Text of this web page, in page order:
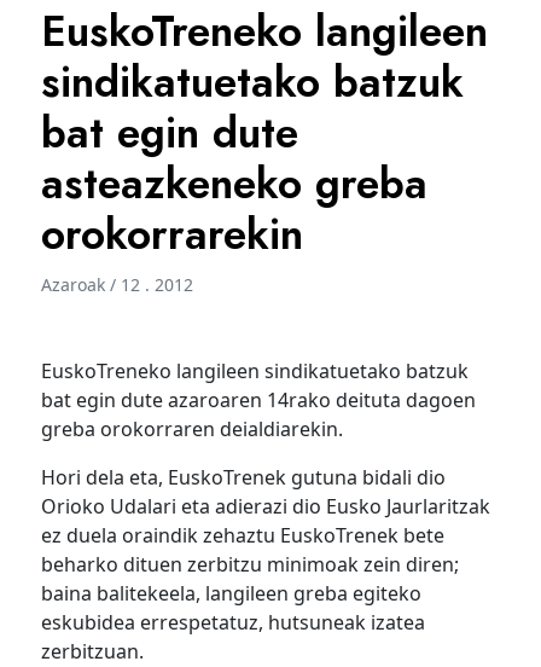
EuskoTreneko langileen
sindikatuetako batzuk
bat egin dute
asteazkeneko greba
orokorrarekin
Azaroak / 12 . 2012
EuskoTreneko langileen sindikatuetako batzuk
bat egin dute azaroaren 14rako deituta dagoen
greba orokorraren deialdiarekin.
Hori dela eta, EuskoTrenek gutuna bidali dio
Orioko Udalari eta adierazi dio Eusko Jaurlaritzak
ez duela oraindik zehaztu EuskoTrenek bete
beharko dituen zerbitzu minimoak zein diren;
baina balitekeela, langileen greba egiteko
eskubidea errespetatuz, hutsuneak izatea
zerbitzuan.